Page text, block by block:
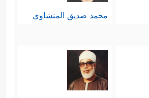
محمد صديق المنشاوي